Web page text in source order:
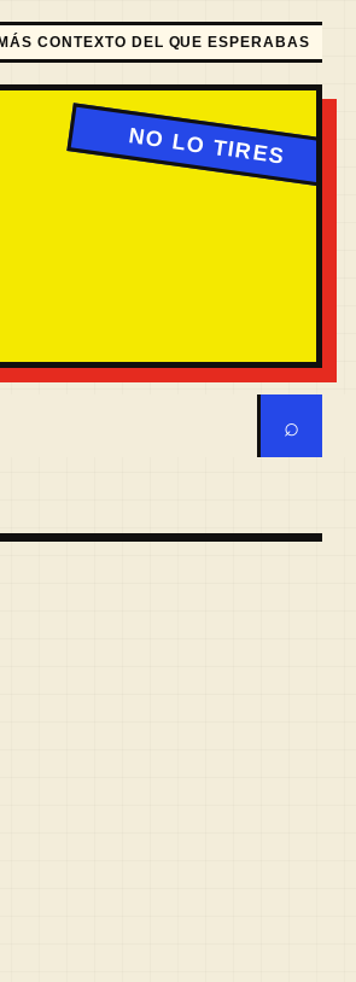
MÁS CONTEXTO DEL QUE ESPERABAS
⌕